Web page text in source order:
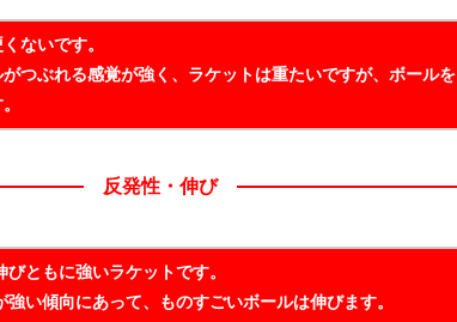
ないです。
つぶれる感覚が強く、ラケットは重たいですが、ボールを
反発性・伸び
びともに強いラケットです。
強い傾向にあって、ものすごいボールは伸びます。